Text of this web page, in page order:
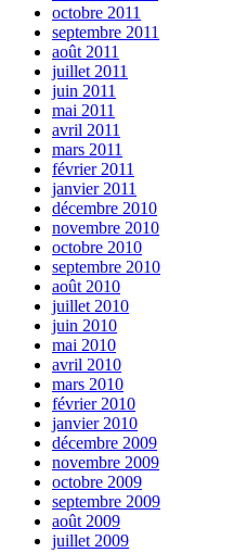
octobre 2011
septembre 2011
août 2011
juillet 2011
juin 2011
mai 2011
avril 2011
mars 2011
février 2011
janvier 2011
décembre 2010
novembre 2010
octobre 2010
septembre 2010
août 2010
juillet 2010
juin 2010
mai 2010
avril 2010
mars 2010
février 2010
janvier 2010
décembre 2009
novembre 2009
octobre 2009
septembre 2009
août 2009
juillet 2009